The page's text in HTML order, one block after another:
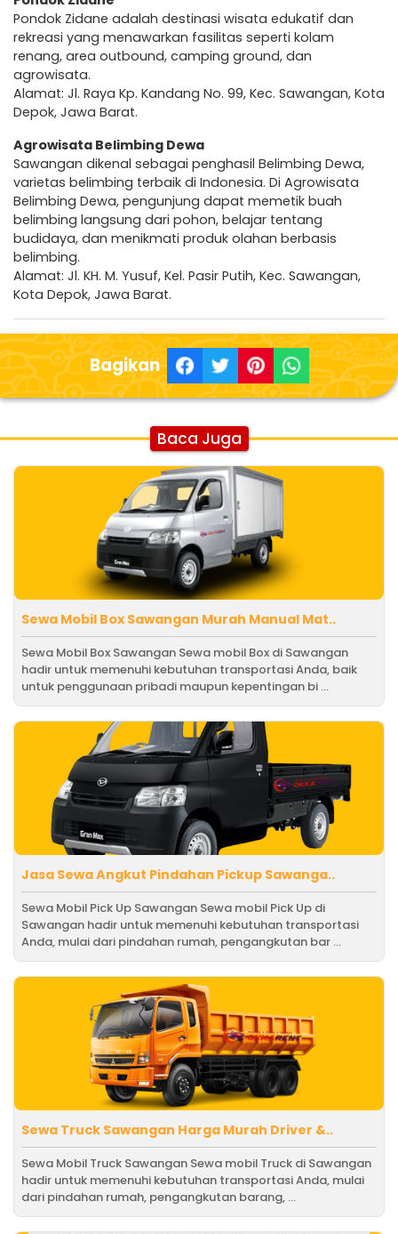
Pondok Zidane adalah destinasi wisata edukatif dan
rekreasi yang menawarkan fasilitas seperti kolam
renang, area outbound, camping ground, dan
agrowisata.
Alamat: Jl. Raya Kp. Kandang No. 99, Kec. Sawangan, Kota
Depok, Jawa Barat.
Agrowisata Belimbing Dewa
Sawangan dikenal sebagai penghasil Belimbing Dewa,
varietas belimbing terbaik di Indonesia. Di Agrowisata
Belimbing Dewa, pengunjung dapat memetik buah
belimbing langsung dari pohon, belajar tentang
budidaya, dan menikmati produk olahan berbasis
belimbing.
Alamat: Jl. KH. M. Yusuf, Kel. Pasir Putih, Kec. Sawangan,
Kota Depok, Jawa Barat.
Bagikan
Baca Juga
Sewa Mobil Box Sawangan Murah Manual Mat..
Sewa Mobil Box Sawangan Sewa mobil Box di Sawangan
hadir untuk memenuhi kebutuhan transportasi Anda, baik
untuk penggunaan pribadi maupun kepentingan bi ...
Jasa Sewa Angkut Pindahan Pickup Sawanga..
Sewa Mobil Pick Up Sawangan Sewa mobil Pick Up di
Sawangan hadir untuk memenuhi kebutuhan transportasi
Anda, mulai dari pindahan rumah, pengangkutan bar ...
Sewa Truck Sawangan Harga Murah Driver &..
Sewa Mobil Truck Sawangan Sewa mobil Truck di Sawangan
hadir untuk memenuhi kebutuhan transportasi Anda, mulai
dari pindahan rumah, pengangkutan barang, ...